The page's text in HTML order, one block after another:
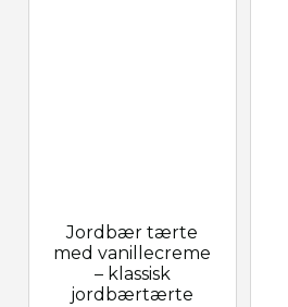
Jordbær tærte
med vanillecreme
– klassisk
jordbærtærte